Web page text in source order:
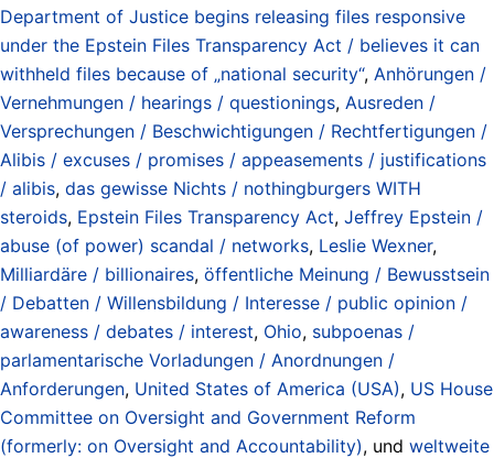
Department of Justice begins releasing files responsive
under the Epstein Files Transparency Act / believes it can
withheld files because of „national security“, Anhörungen /
Vernehmungen / hearings / questionings, Ausreden /
Versprechungen / Beschwichtigungen / Rechtfertigungen /
Alibis / excuses / promises / appeasements / justifications
/ alibis, das gewisse Nichts / nothingburgers WITH
steroids, Epstein Files Transparency Act, Jeffrey Epstein /
abuse (of power) scandal / networks, Leslie Wexner,
Milliardäre / billionaires, öffentliche Meinung / Bewusstsein
/ Debatten / Willensbildung / Interesse / public opinion /
awareness / debates / interest, Ohio, subpoenas /
parlamentarische Vorladungen / Anordnungen /
Anforderungen, United States of America (USA), US House
Committee on Oversight and Government Reform
(formerly: on Oversight and Accountability), und weltweite